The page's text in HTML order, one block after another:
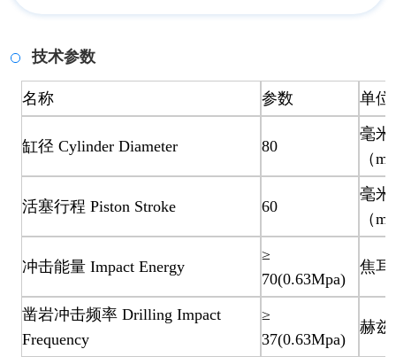
技术参数
名称 参数 单位
缸径 Cylinder Diameter 80
毫米
（
活塞行程 Piston Stroke 60
毫米
（
冲击能量 Impact Energy
≥
70(0.63Mpa)
焦耳
凿岩冲击频率 Drilling Impact
Frequency
≥
37(0.63Mpa)
赫兹